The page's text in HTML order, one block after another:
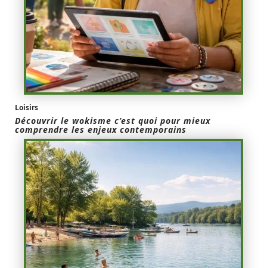
Loisirs
Découvrir le wokisme c’est quoi pour mieux
comprendre les enjeux contemporains